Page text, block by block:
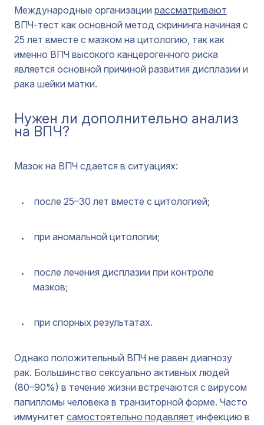
Международные организации рассматривают
ВПЧ-тест как основной метод скрининга начиная с
25 лет вместе с мазком на цитологию, так как
именно ВПЧ высокого канцерогенного риска
является основной причиной развития дисплазии и
рака шейки матки.
Нужен ли дополнительно анализ
на ВПЧ?
Мазок на ВПЧ сдается в ситуациях:
после 25–30 лет вместе с цитологией;
при аномальной цитологии;
после лечения дисплазии при контроле
мазков;
при спорных результатах.
Однако положительный ВПЧ не равен диагнозу
рак. Большинство сексуально активных людей
(80–90%) в течение жизни встречаются с вирусом
папилломы человека в транзиторной форме. Часто
иммунитет самостоятельно подавляет инфекцию в